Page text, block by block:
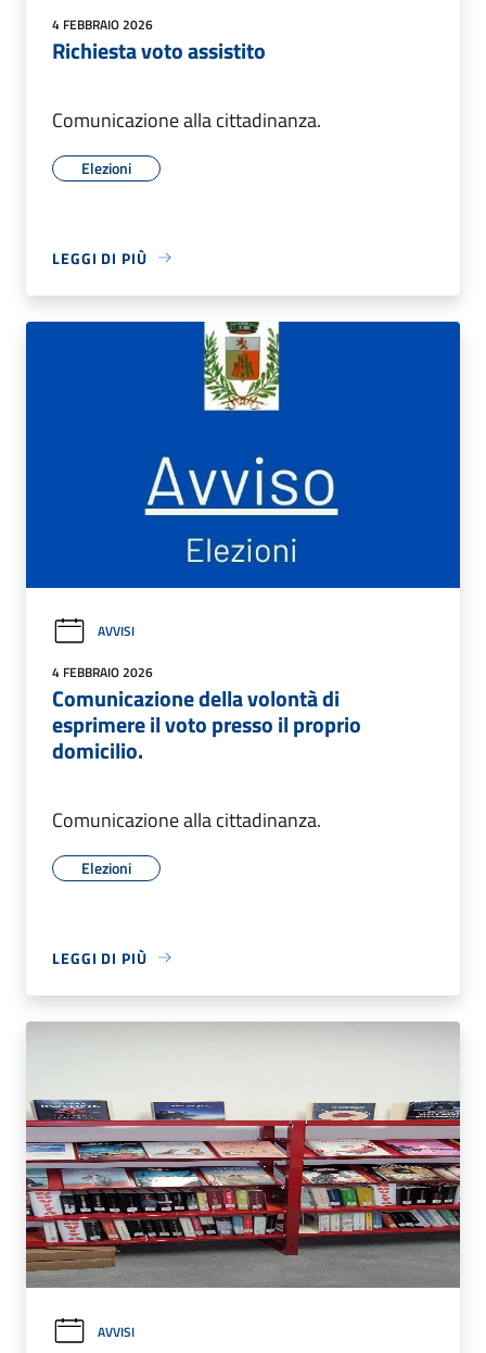
4 FEBBRAIO 2026
Richiesta voto assistito
Comunicazione alla cittadinanza.
Elezioni
LEGGI DI PIÙ
AVVISI
4 FEBBRAIO 2026
Comunicazione della volontà di
esprimere il voto presso il proprio
domicilio.
Comunicazione alla cittadinanza.
Elezioni
LEGGI DI PIÙ
AVVISI